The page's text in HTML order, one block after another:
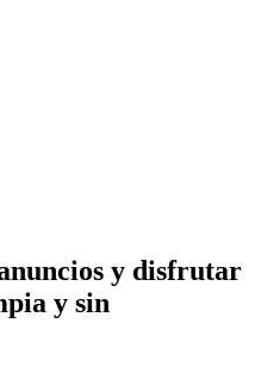
y disfrutar
y sin